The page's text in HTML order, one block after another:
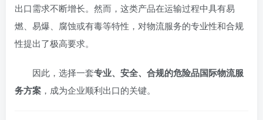
出口需求不断增长。然而，这类产品在运输过程中具有易
燃、易爆、腐蚀或有毒等特性，对物流服务的专业性和合规
性提出了极高要求。
因此，选择一套专业、安全、合规的危险品国际物流服
务方案 ，成为企业顺利出口的关键。